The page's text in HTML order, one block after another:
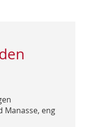
Manasse, eng